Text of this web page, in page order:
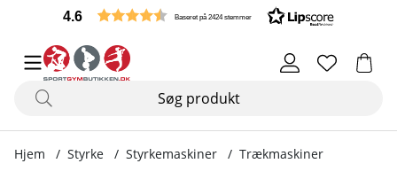
4.6 Baseret på 2424 stemmer
Hjem Styrke Styrkemaskiner Trækmaskiner